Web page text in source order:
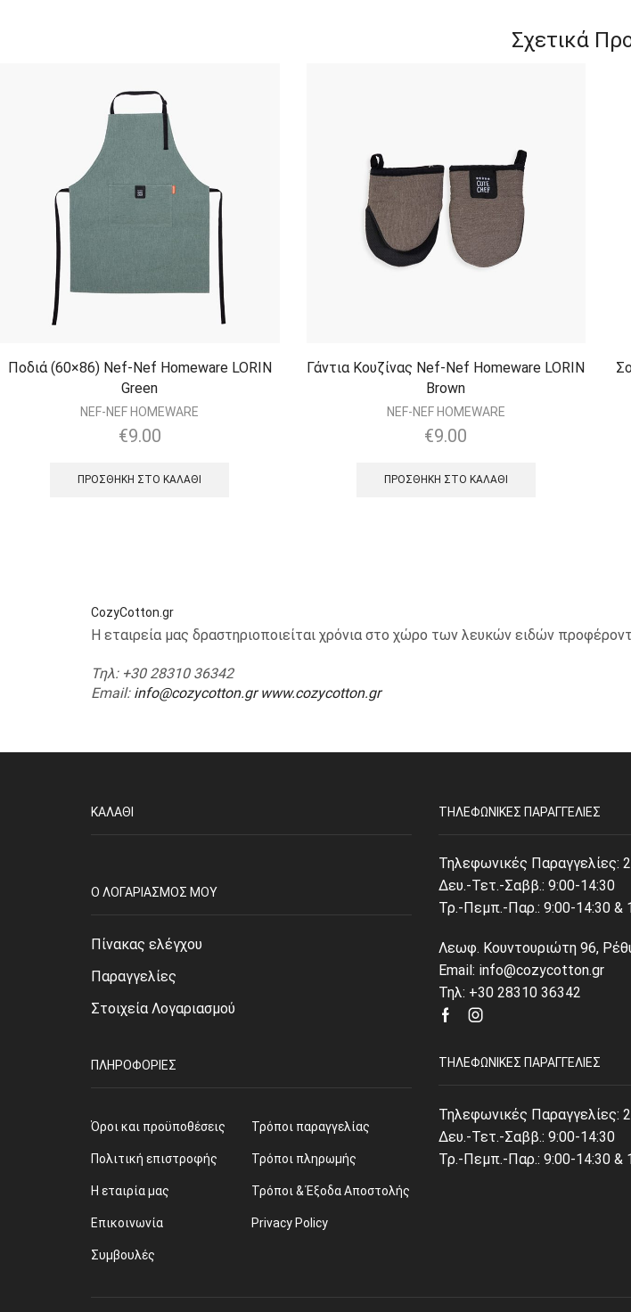
Σχετικά
Ποδιά (60×86) Nef-Nef Homeware LORIN
Green
NEF-NEF HOMEWARE
€9.00
ΠΡΟΣΘΉΚΗ ΣΤΟ ΚΑΛΆΘΙ
Γάντια Κουζίνας Nef-Nef Homeware LORIN
Brown
NEF-NEF HOMEWARE
€9.00
ΠΡΟΣΘΉΚΗ ΣΤΟ ΚΑΛΆΘΙ
CozyCotton.gr
Η εταιρεία μας δραστηριοποιείται χρόνια στο χώρο των λευκών ειδών
Τηλ: +30 28310 36342
Email: info@cozycotton.gr www.cozycotton.gr
ΚΑΛΆΘΙ
O ΛΟΓΑΡΙΑΣΜΌΣ ΜΟΥ
Πίνακας ελέγχου
Παραγγελίες
Στοιχεία Λογαριασμού
ΠΛΗΡΟΦΟΡΊΕΣ
Όροι και προϋποθέσεις
Πολιτική επιστροφής
Η εταιρία μας
Επικοινωνία
Συμβουλές
Τρόποι παραγγελίας
Τρόποι πληρωμής
Τρόποι & Έξοδα Αποστολής
Privacy Policy
ΤΗΛΕΦΩΝΙΚΈΣ ΠΑΡΑΓΓΕΛΊΕΣ
Τηλεφωνικές Παραγγελίες:
Δευ.-Τετ.-Σαββ.: 9:00-14:30
Τρ.-Πεμπ.-Παρ.: 9:00-14:30 &
Λεωφ. Κουντουριώτη 96,
Email: info@cozycotton.gr
Τηλ: +30 28310 36342
FacebookInstagram
ΤΗΛΕΦΩΝΙΚΈΣ ΠΑΡΑΓΓΕΛΊΕΣ
Τηλεφωνικές Παραγγελίες:
Δευ.-Τετ.-Σαββ.: 9:00-14:30
Τρ.-Πεμπ.-Παρ.: 9:00-14:30 &